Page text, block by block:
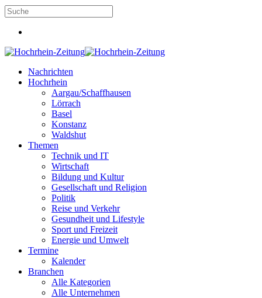
Nachrichten
Hochrhein
Aargau/Schaffhausen
Lörrach
Basel
Konstanz
Waldshut
Themen
Technik und IT
Wirtschaft
Bildung und Kultur
Gesellschaft und Religion
Politik
Reise und Verkehr
Gesundheit und Lifestyle
Sport und Freizeit
Energie und Umwelt
Termine
Kalender
Branchen
Alle Kategorien
Alle Unternehmen